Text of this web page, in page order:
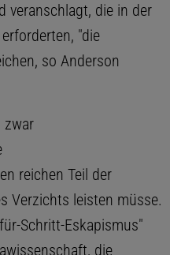
veranschlagt, die in der
"die
so Anderson
zwar
reichen Teil der
Verzichts leisten müsse.
Schritt-Eskapismus"
die